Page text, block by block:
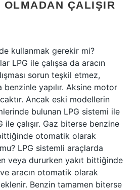
OLMADAN ÇALIŞIR
kullanmak gerekir mi?
LPG ile çalışsa da aracın
sorun teşkil etmez,
benzinle yapılır. Aksine motor
Ancak eski modellerin
bulunan LPG sistemi ile
ile çalışır. Gaz biterse benzine
otomatik olarak
LPG sistemli araçlarda
veya dururken yakıt bittiğinde
aracın otomatik olarak
Benzin tamamen biterse